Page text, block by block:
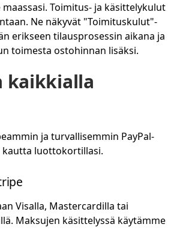
Toimitus- ja käsittelykulut
Ne näkyvät "Toimituskulut"-
erikseen tilausprosessin aikana ja
toimesta ostohinnan lisäksi.
kaikkialla
ja turvallisemmin PayPal-
kautta luottokortillasi.
Visalla, Mastercardilla tai
Maksujen käsittelyssä käytämme